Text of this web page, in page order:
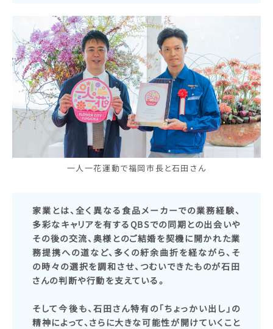
一人一花運動で福岡市長と石田さん
家業とは、全く異なる食品メーカーでの業務経験、
多彩なキャリアを有するQBSでの同期との出会いや
その後の交流、奥様とのご結婚を契機に開かれた業
務提携への道など、多くの紆余曲折を経ながら、そ
の時々の選択を調和させ、つむいできたものが石田
さんの判断や行動を支えている。
そして今後も、石田さん特有の「ちょっかい出し」の
精神によって、さらに大きな可能性が開けていくこと